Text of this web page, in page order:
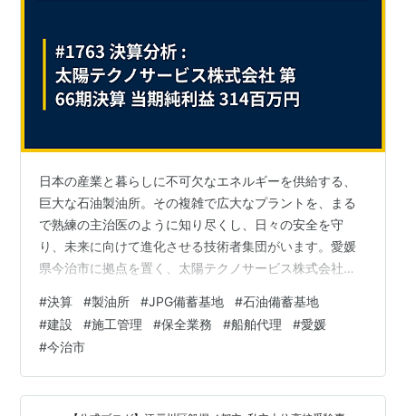
日本の産業と暮らしに不可欠なエネルギーを供給する、
巨大な石油製油所。その複雑で広大なプラントを、まる
で熟練の主治医のように知り尽くし、日々の安全を守
り、未来に向けて進化させる技術者集団がいます。愛媛
県今治市に拠点を置く、太陽テクノサービス株式会社
ントの設計・建設から日々のメンテナンスまでを一手に
担う、まさに「プラントドクター」です。その決算書に
は、自己資本比率73%超、利益剰余金26.9億円という鉄
壁の財務内容と、3億円を超える高い収益力が記されてい
ました。日本のエネルギーインフラを最前線で支える、
#決算 #製油所 #JPG備蓄基地 #石油備蓄基地
#建設 #施工管理 #保全業務 #船舶代理 #愛媛
#今治市